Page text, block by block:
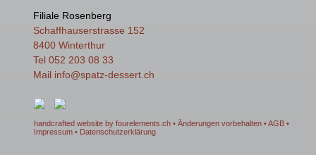
Filiale Rosenberg
Schaffhauserstrasse 152
8400 Winterthur
Tel 052 203 08 33
Mail info@spatz-dessert.ch
handcrafted website by fourelements.ch • Änderungen vorbehalten •AGB •
Impressum • Datenschutzerklärung